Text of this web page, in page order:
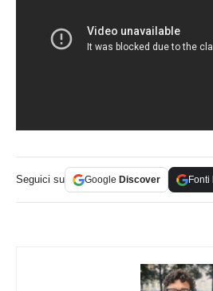
Seguici su Google Discover Fonti